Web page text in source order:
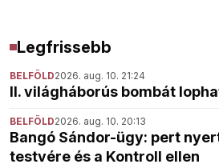
Legfrissebb
BELFÖLD2026. aug. 10. 21:24
II. világháborús bombát
BELFÖLD2026. aug. 10. 20:13
Bangó Sándor-ügy: pert
testvére és a Kontroll ellen